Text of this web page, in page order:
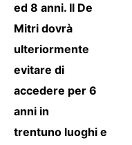
ed 8 anni. Il De
Mitri dovrà
ulteriormente
evitare di
accedere per 6
anni in
trentuno luoghi e